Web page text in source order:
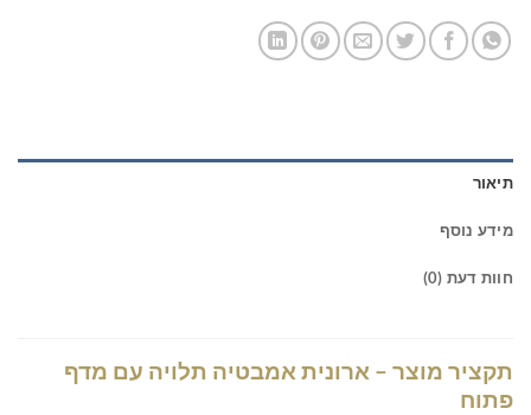
תיאור
מידע נוסף
חוות דעת (0)
תקציר מוצר – ארונית אמבטיה תלויה עם מדף
פתוח